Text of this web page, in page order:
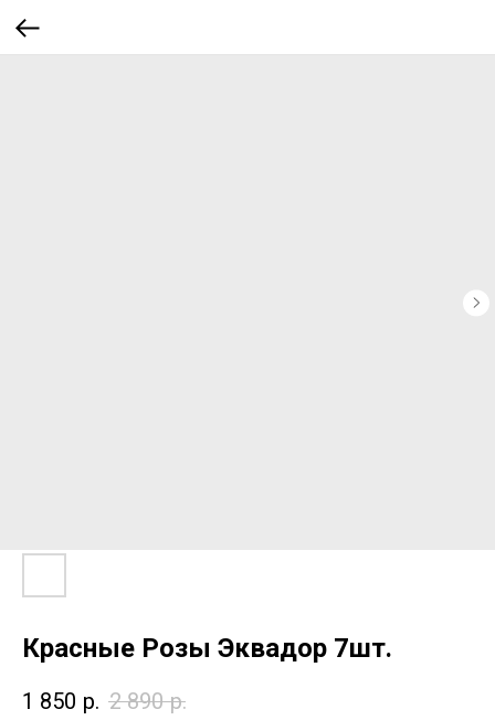
Красные Розы Эквадор 7шт.
1 850 р. 2 890 р.